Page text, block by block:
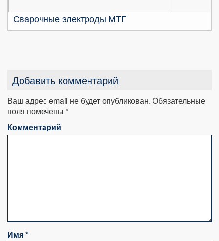
Сварочные электроды МТГ
Добавить комментарий
Ваш адрес email не будет опубликован. Обязательные
поля помечены *
Комментарий
Имя*